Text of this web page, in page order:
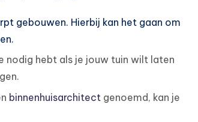
gebouwen. Hierbij kan het gaan om
nodig hebt als je jouw tuin wilt laten
binnenhuisarchitect genoemd, kan je